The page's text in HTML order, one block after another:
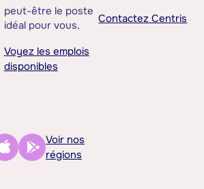
peut-être le poste
idéal pour vous.
Voyez les emplois
disponibles
Contactez Centris
Voir nos
régions